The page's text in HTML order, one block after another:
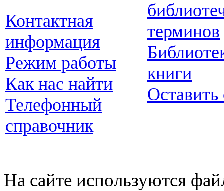
Контактная
информация
Режим работы
Как нас найти
Телефонный
справочник
терминов
книги
Оставить
На сайте используются